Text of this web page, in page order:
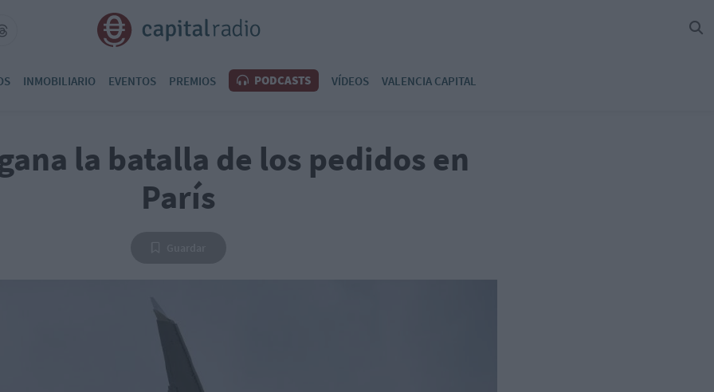
INMOBILIARIO EVENTOS PREMIOS PODCASTS VÍDEOS VALENCIA CAPITAL
la batalla de los pedidos en
París